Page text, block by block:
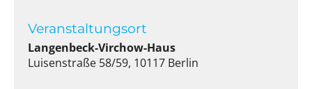
Veranstaltungsort
Langenbeck-Virchow-Haus
Luisenstraße 58/59, 10117 Berlin